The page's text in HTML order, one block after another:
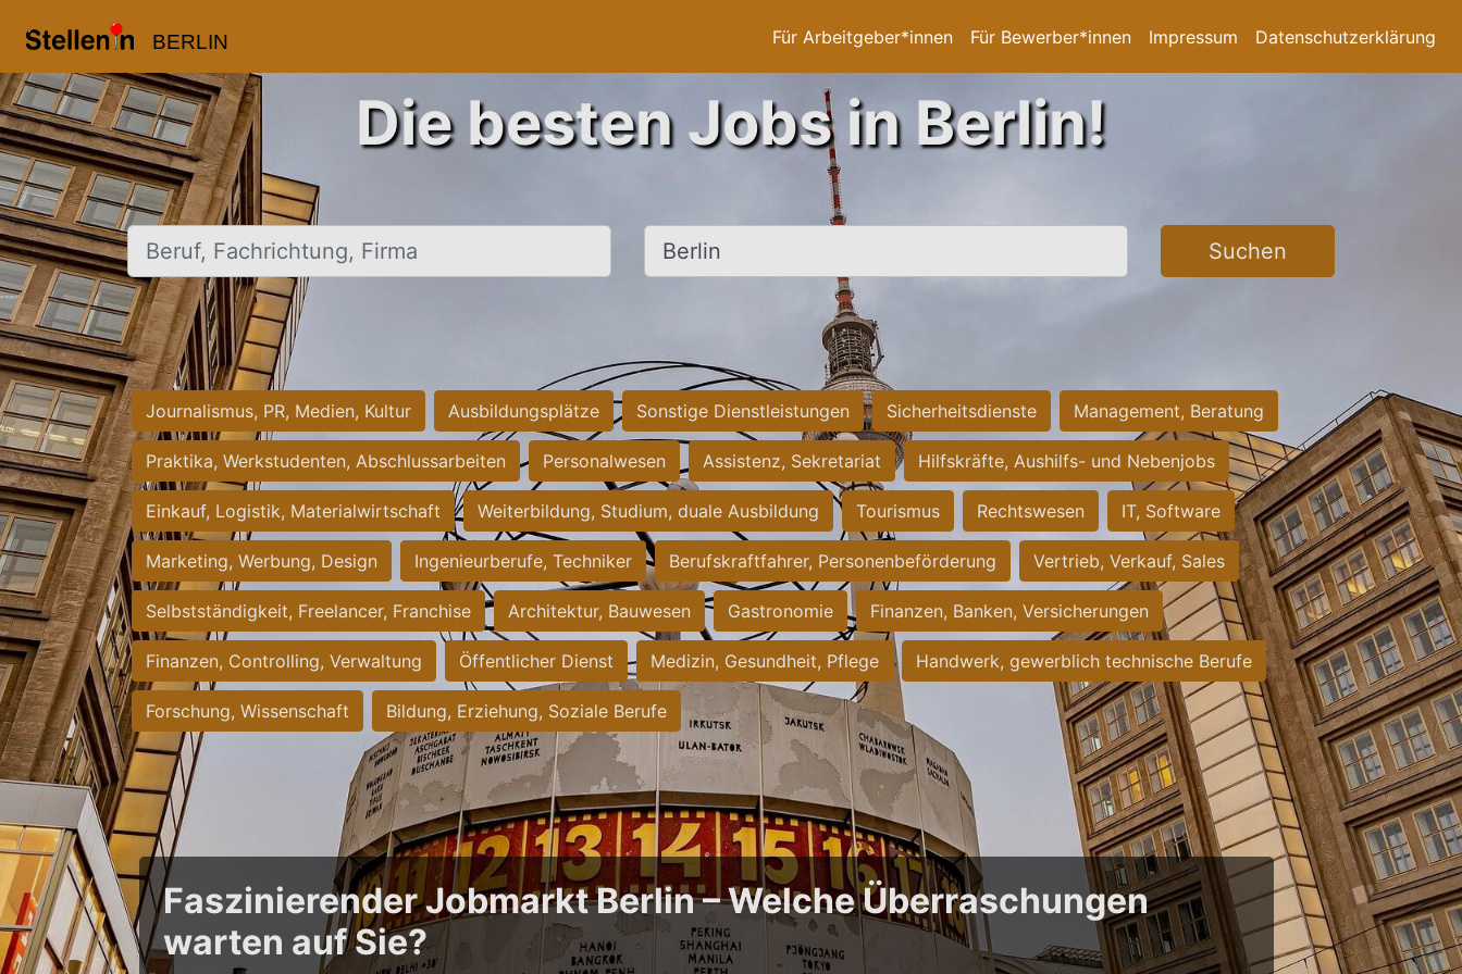
BERLIN Für Arbeitgeber*innen Für Bewerber*innen Impressum Datenschutzerklärung
Die besten Jobs in Berlin!
Beruf, Fachrichtung, Firma Ort, Stadt Suchen
Journalismus, PR, Medien, Kultur Ausbildungsplätze Sonstige Dienstleistungen Sicherheitsdienste Management, Beratung
Praktika, Werkstudenten, Abschlussarbeiten Personalwesen Assistenz, Sekretariat Hilfskräfte, Aushilfs- und Nebenjobs
Einkauf, Logistik, Materialwirtschaft Weiterbildung, Studium, duale Ausbildung Tourismus Rechtswesen IT, Software
Marketing, Werbung, Design Ingenieurberufe, Techniker Berufskraftfahrer, Personenbeförderung Vertrieb, Verkauf, Sales
Selbstständigkeit, Freelancer, Franchise Architektur, Bauwesen Gastronomie Finanzen, Banken, Versicherungen
Finanzen, Controlling, Verwaltung Öffentlicher Dienst Medizin, Gesundheit, Pflege Handwerk, gewerblich technische Berufe
Forschung, Wissenschaft Bildung, Erziehung, Soziale Berufe
Faszinierender Jobmarkt Berlin – Welche Überraschungen
warten auf Sie?